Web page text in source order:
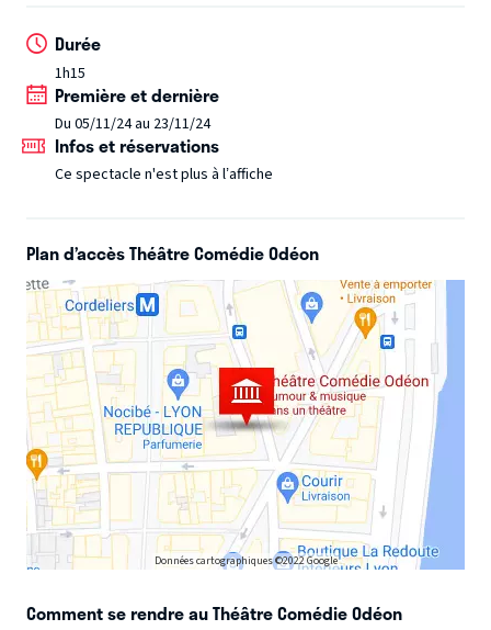
exceptionnels !
Durée
1h15
Première et dernière
Du 05/11/24 au 23/11/24
Infos et réservations
Ce spectacle n'est plus à l’affiche
Plan d’accès Théâtre Comédie Odéon
Données cartographiques ©2022 Google
Comment se rendre au Théâtre Comédie Odéon